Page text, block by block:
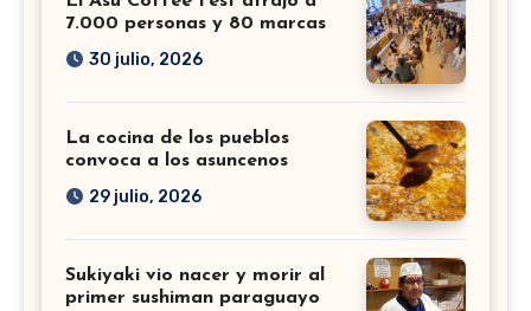
7.000 personas y 80 marcas
30 julio, 2026
La cocina de los pueblos
convoca a los asuncenos
29 julio, 2026
Sukiyaki vio nacer y morir al
primer sushiman paraguayo